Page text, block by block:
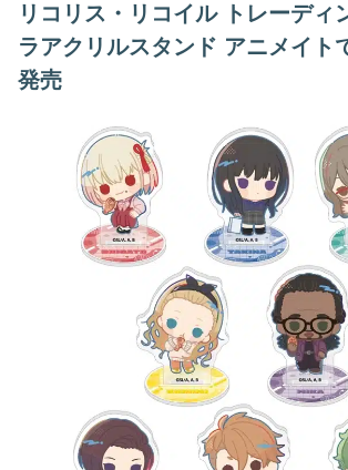
リコリス・リコイル トレーディ
ラアクリルスタンド アニメイト
発売